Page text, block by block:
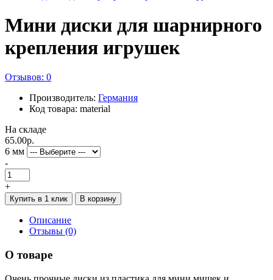
Мини диски для шарнирного
крепления игрушек
Отзывов: 0
Производитель: Германия
Код товара: material
На складе
65.00р.
6 мм
-
+
Купить в 1 клик В корзину
Описание
Отзывы (0)
О товаре